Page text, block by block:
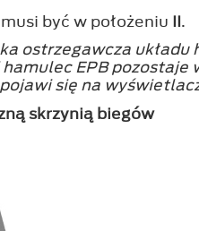
być w położeniu II.
ostrzegawcza
EPB pozostaje
się na
skrzynią biegów